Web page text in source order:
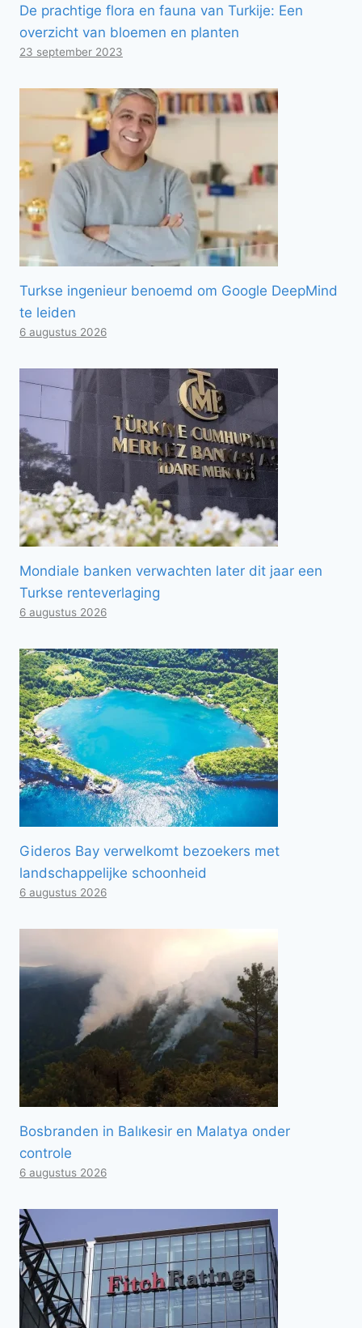
De prachtige flora en fauna van Turkije: Een
overzicht van bloemen en planten
23 september 2023
Turkse ingenieur benoemd om Google DeepMind
te leiden
6 augustus 2026
Mondiale banken verwachten later dit jaar een
Turkse renteverlaging
6 augustus 2026
Gideros Bay verwelkomt bezoekers met
landschappelijke schoonheid
6 augustus 2026
Bosbranden in Balıkesir en Malatya onder
controle
6 augustus 2026